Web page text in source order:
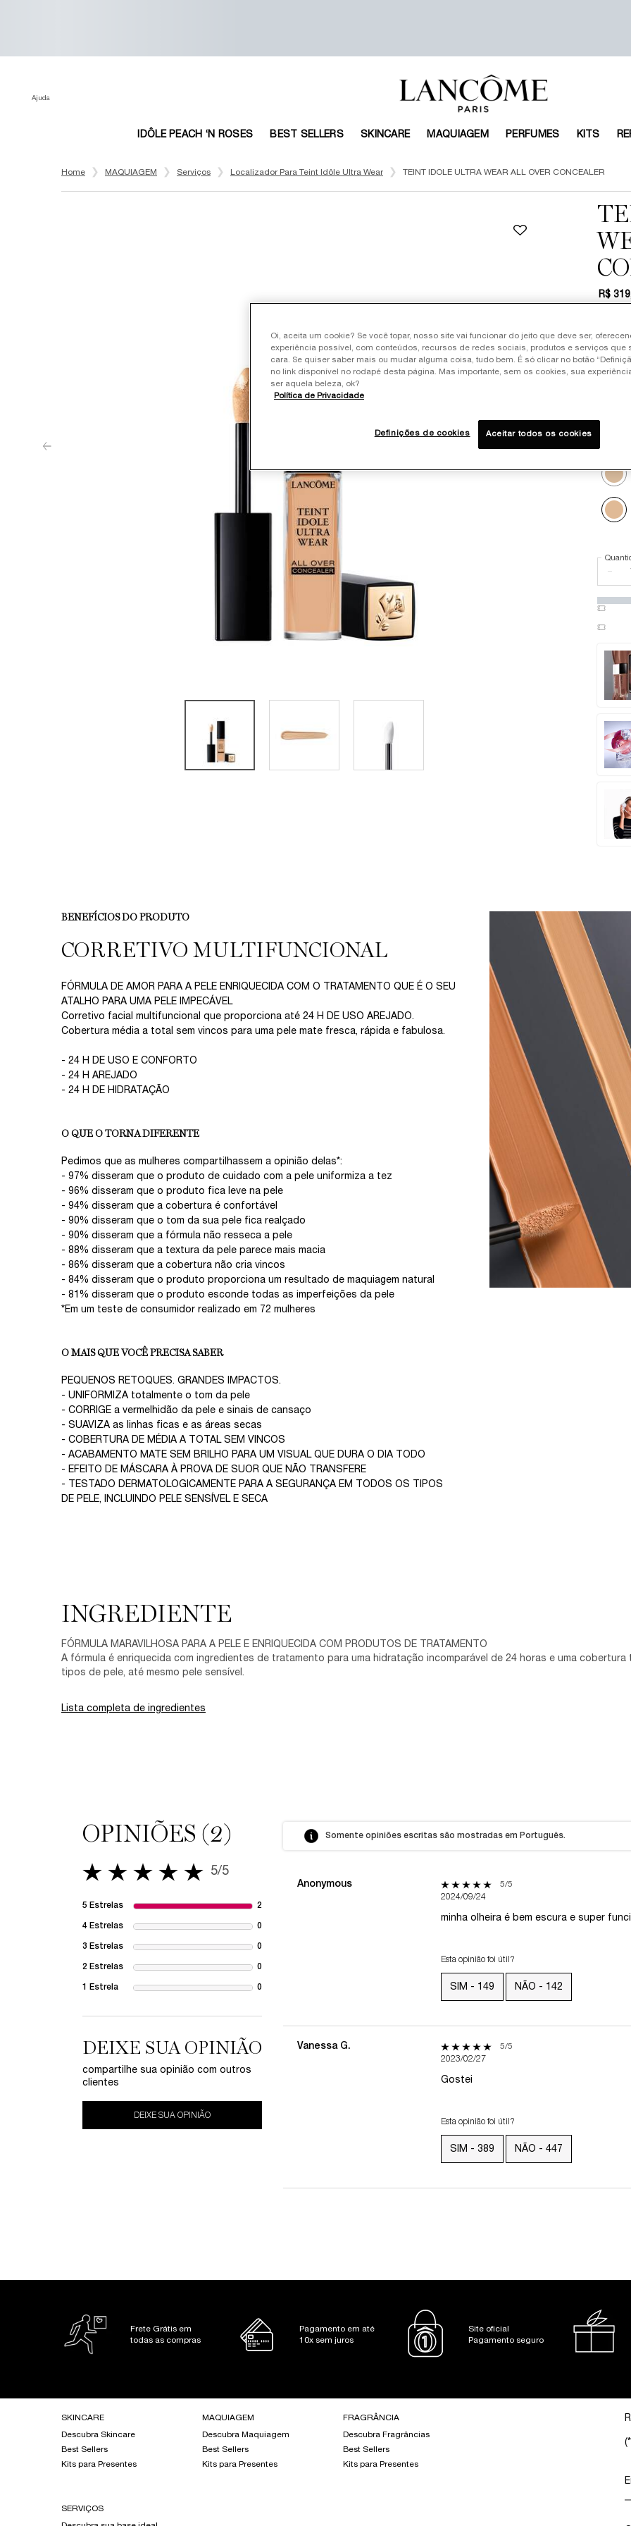
Ajuda
IDÔLE PEACH ‘N ROSES BEST SELLERS SKINCARE MAQUIAGEM PERFUMES KITS
Home
MAQUIAGEM Serviços Localizador Para Teint Idôle Ultra Wear TEINT IDOLE ULTRA WEAR ALL OVER CONCEALER
R$
02
038
−
BENEFÍCIOS DO PRODUTO
CORRETIVO MULTIFUNCIONAL
FÓRMULA DE AMOR PARA A PELE ENRIQUECIDA COM O TRATAMENTO QUE É O SEU
ATALHO PARA UMA PELE IMPECÁVEL
Corretivo facial multifuncional que proporciona até 24 H DE USO AREJADO.
Cobertura média a total sem vincos para uma pele mate fresca, rápida e fabulosa.
- 24 H DE USO E CONFORTO
- 24 H AREJADO
- 24 H DE HIDRATAÇÃO
O QUE O TORNA DIFERENTE
Pedimos que as mulheres compartilhassem a opinião delas*:
- 97% disseram que o produto de cuidado com a pele uniformiza a tez
- 96% disseram que o produto fica leve na pele
- 94% disseram que a cobertura é confortável
- 90% disseram que o tom da sua pele fica realçado
- 90% disseram que a fórmula não resseca a pele
- 88% disseram que a textura da pele parece mais macia
- 86% disseram que a cobertura não cria vincos
- 84% disseram que o produto proporciona um resultado de maquiagem natural
- 81% disseram que o produto esconde todas as imperfeições da pele
*Em um teste de consumidor realizado em 72 mulheres
O MAIS QUE VOCÊ PRECISA SABER
PEQUENOS RETOQUES. GRANDES IMPACTOS.
- UNIFORMIZA totalmente o tom da pele
- CORRIGE a vermelhidão da pele e sinais de cansaço
- SUAVIZA as linhas ficas e as áreas secas
- COBERTURA DE MÉDIA A TOTAL SEM VINCOS
- ACABAMENTO MATE SEM BRILHO PARA UM VISUAL QUE DURA O DIA TODO
- EFEITO DE MÁSCARA À PROVA DE SUOR QUE NÃO TRANSFERE
- TESTADO DERMATOLOGICAMENTE PARA A SEGURANÇA EM TODOS OS TIPOS
DE PELE, INCLUINDO PELE SENSÍVEL E SECA
INGREDIENTE
FÓRMULA MARAVILHOSA PARA A PELE E ENRIQUECIDA COM PRODUTOS DE TRATAMENTO
A fórmula é enriquecida com ingredientes de tratamento para uma hidratação incomparável de 24 horas e uma
tipos de pele, até mesmo pele sensível.
Lista completa de ingredientes
OPINIÕES (2)
5 out of 5 stars. 5/5
5 Estrelas 2
4 Estrelas 0
3 Estrelas 0
2 Estrelas 0
1 Estrela 0
DEIXE SUA OPINIÃO
compartilhe sua opinião com outros
clientes
DEIXE SUA OPINIÃO
Somente opiniões escritas são mostradas em Português.
Anonymous 5 out of 5 stars. 5/5
2024/09/24
minha olheira é bem escura e super
Esta opinião foi útil?
SIM - 149 NÃO - 142
Vanessa G. 5 out of 5 stars. 5/5
2023/02/27
Gostei
Esta opinião foi útil?
SIM - 389 NÃO - 447
Frete Grátis em
todas as compras
Pagamento em até
10x sem juros
Site oficial
Pagamento seguro
SKINCARE
Descubra Skincare
Best Sellers
Kits para Presentes
SERVIÇOS
MAQUIAGEM
Descubra Maquiagem
Best Sellers
Kits para Presentes
FRAGRÂNCIA
Descubra Fragrâncias
Best Sellers
Kits para Presentes
Oi, aceita um cookie? Se você topar, nosso site vai funcionar do jeito que deve ser,
experiência possível, com conteúdos, recursos de redes sociais, produtos e serviços que
cara. Se quiser saber mais ou mudar alguma coisa, tudo bem. É só clicar no botão
no link disponível no rodapé desta página. Mas importante, sem os cookies, sua
ser aquela beleza, ok?
Política de Privacidade
Definições de cookies Aceitar todos os cookies